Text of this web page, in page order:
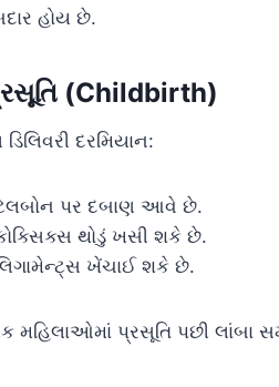
હોય છે.
(Childbirth)
ડિલિવરી દરમિયાન:
પર દબાણ આવે છે.
થોડું ખસી શકે છે.
ખેંચાઈ શકે છે.
મહિલાઓમાં પ્રસૂતિ પછી લાંબા